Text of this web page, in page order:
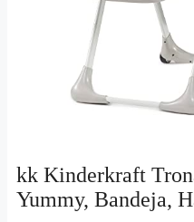
kk Kinderkraft
Yummy, Bandeja,